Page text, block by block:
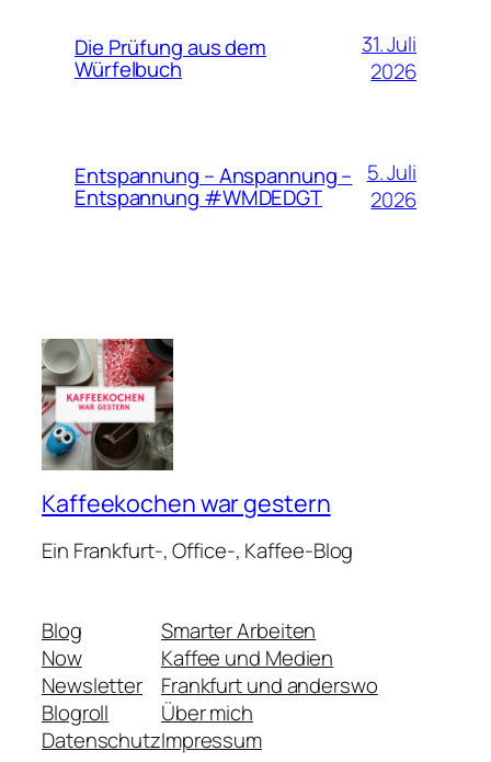
Die Prüfung aus dem
Würfelbuch
31. Juli
2026
Entspannung – Anspannung –
Entspannung #WMDEDGT
5. Juli
2026
Kaffeekochen war gestern
Ein Frankfurt-, Office-, Kaffee-Blog
Blog
Now
Newsletter
Blogroll
Datenschutz
Smarter Arbeiten
Kaffee und Medien
Frankfurt und anderswo
Über mich
Impressum